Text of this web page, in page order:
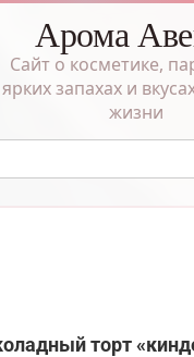
Арома
Сайт о косметике,
ярких запахах и
жизни
торт